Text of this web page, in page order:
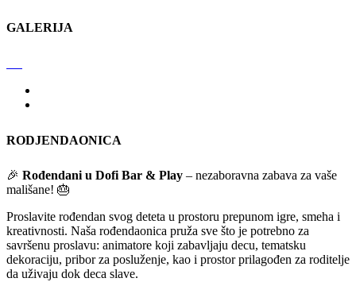
GALERIJA
RODJENDAONICA
🎉 Rođendani u Dofi Bar & Play – nezaboravna zabava za vaše
mališane! 🎂
Proslavite rođendan svog deteta u prostoru prepunom igre, smeha i
kreativnosti. Naša rođendaonica pruža sve što je potrebno za
savršenu proslavu: animatore koji zabavljaju decu, tematsku
dekoraciju, pribor za posluženje, kao i prostor prilagođen za roditelje
da uživaju dok deca slave.